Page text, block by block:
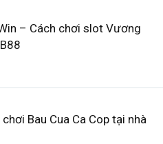
– Cách chơi slot Vương
Bau Cua Ca Cop tại nhà